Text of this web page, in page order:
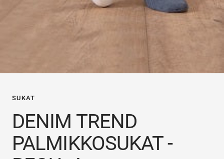
SUKAT
DENIM TREND
PALMIKKOSUKAT -